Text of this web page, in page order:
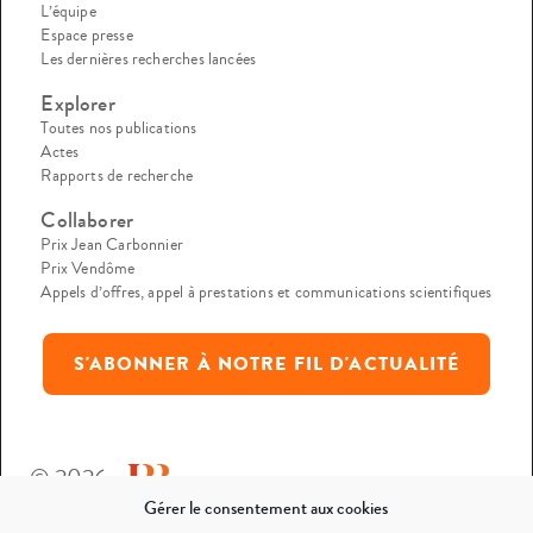
Gérer le consentement aux cookies
L’équipe
Espace presse
Les dernières recherches lancées
Explorer
Toutes nos publications
Actes
Rapports de recherche
Collaborer
Prix Jean Carbonnier
Prix Vendôme
Appels d’offres, appel à prestations et communications scientifiques
S'ABONNER À NOTRE FIL D'ACTUALITÉ
© 2026